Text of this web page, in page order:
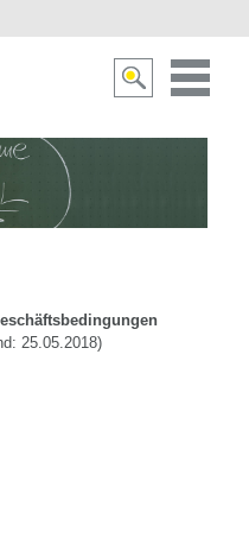
Suche
25.05.2018)